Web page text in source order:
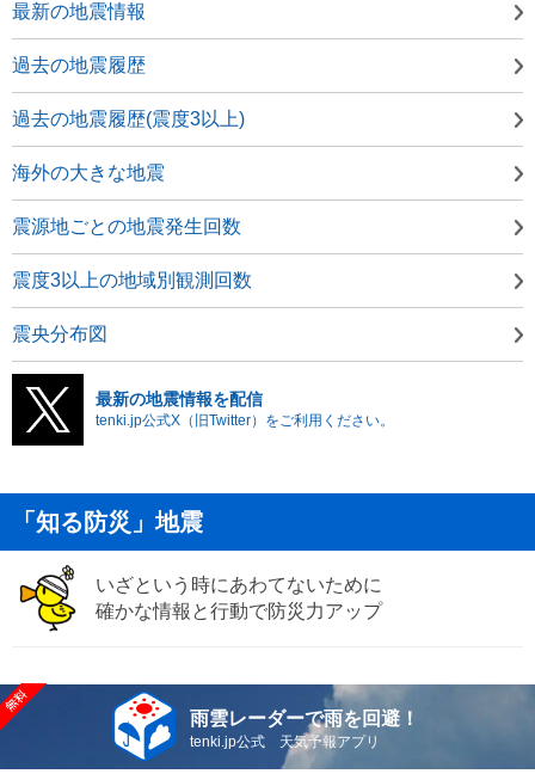
最新の地震情報
過去の地震履歴
過去の地震履歴(震度3以上)
海外の大きな地震
震源地ごとの地震発生回数
震度3以上の地域別観測回数
震央分布図
最新の地震情報を配信
tenki.jp公式X（旧Twitter）をご利用ください。
「知る防災」地震
いざという時にあわてないために
確かな情報と行動で防災力アップ
雨雲レーダーで雨を回避！
tenki.jp公式 天気予報アプリ